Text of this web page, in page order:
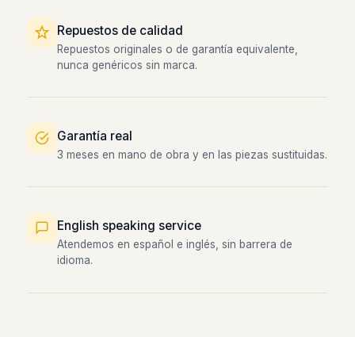
Repuestos de calidad
Repuestos originales o de garantía equivalente,
nunca genéricos sin marca.
Garantía real
3 meses en mano de obra y en las piezas sustituidas.
English speaking service
Atendemos en español e inglés, sin barrera de
idioma.